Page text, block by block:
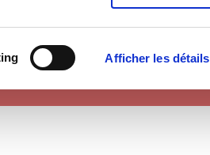
Afficher les détails